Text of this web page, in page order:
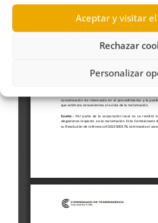
Aceptar y visitar
Rechazar
Personalizar